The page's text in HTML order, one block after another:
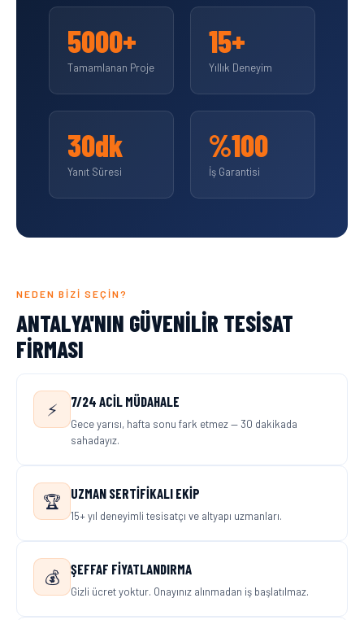
5000+
Tamamlanan Proje
15+
Yıllık Deneyim
30dk
Yanıt Süresi
%100
İş Garantisi
NEDEN BIZI SEÇIN?
ANTALYA'NIN GÜVENILIR TESISAT
FIRMASI
⚡ 7/24 ACIL MÜDAHALE
Gece yarısı, hafta sonu fark etmez — 30 dakikada
sahadayız.
🏆 UZMAN SERTIFIKALI EKIP
15+ yıl deneyimli tesisatçı ve altyapı uzmanları.
💰 ŞEFFAF FIYATLANDIRMA
Gizli ücret yoktur. Onayınız alınmadan iş başlatılmaz.